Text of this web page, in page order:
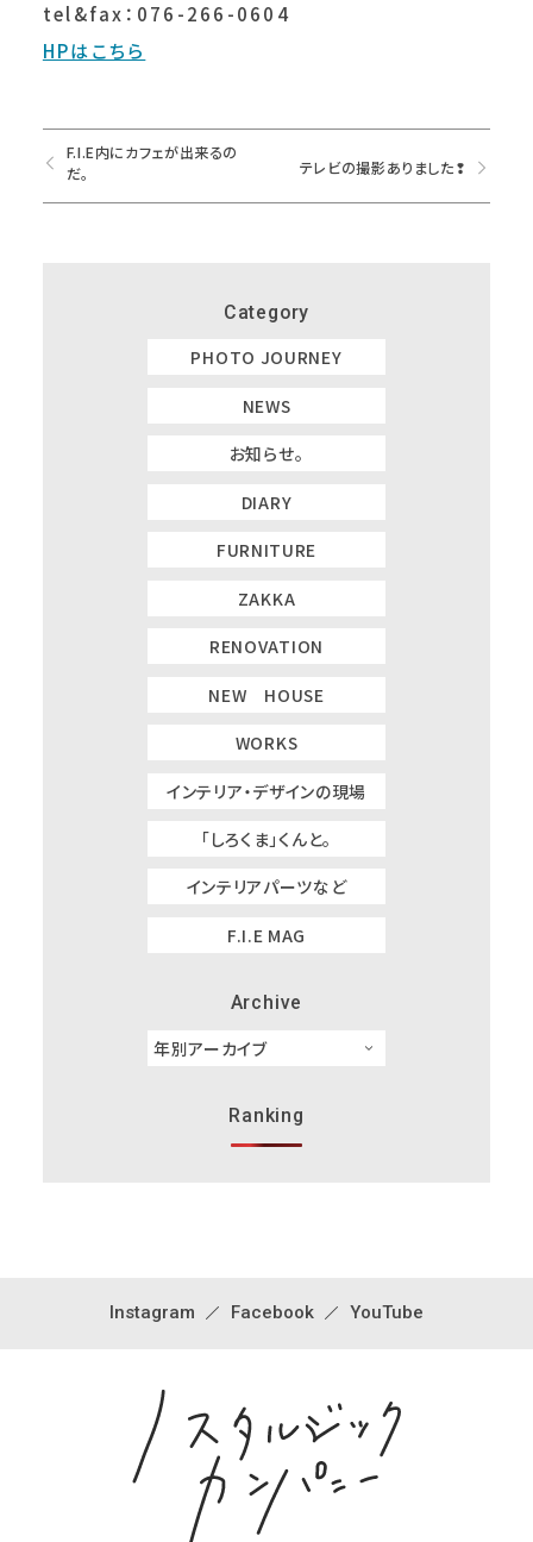
tel&fax：076-266-0604
HPはこちら
F.I.E内にカフェが出来るの
だ。
テレビの撮影ありました❢
Category
PHOTO JOURNEY
NEWS
お知らせ。
DIARY
FURNITURE
ZAKKA
RENOVATION
NEW HOUSE
WORKS
インテリア・デザインの現場
「しろくま」くんと。
インテリアパーツなど
F.I.E MAG
Archive
Ranking
Instagram Facebook YouTube